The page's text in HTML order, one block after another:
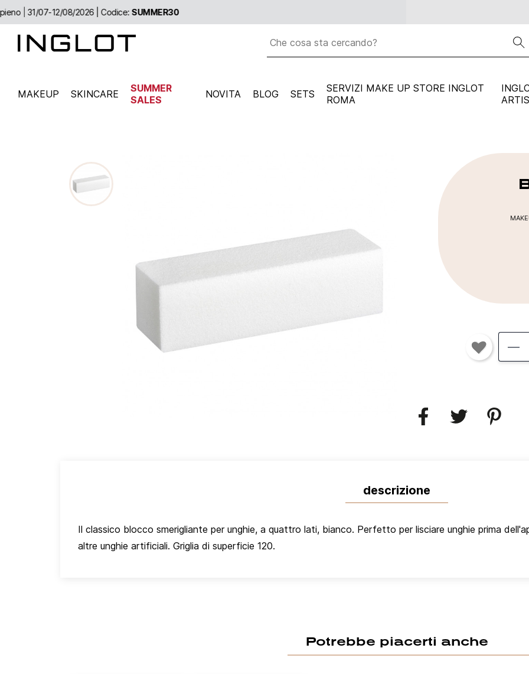
MAKEUP SKINCARE
SUMMER
SALES
NOVITA BLOG SETS
SERVIZI MAKE UP STORE INGLOT
ROMA
descrizione
Il classico blocco smerigliante per unghie, a quattro lati, bianco. Perfetto per lisciare unghie prima
altre unghie artificiali. Griglia di superficie 120.
Potrebbe piacerti anche